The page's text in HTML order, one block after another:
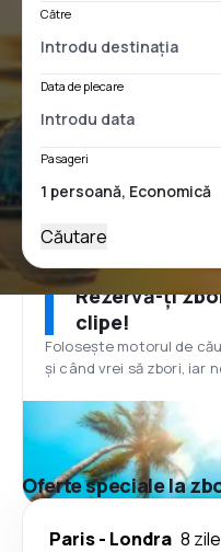
Către
Data de plecare
Pasageri
Căutare
Rezervă-ți
clipe!
Folosește motorul de
și când vrei să zbori, iar
Oferte speciale la
Paris- Londra 8 zile